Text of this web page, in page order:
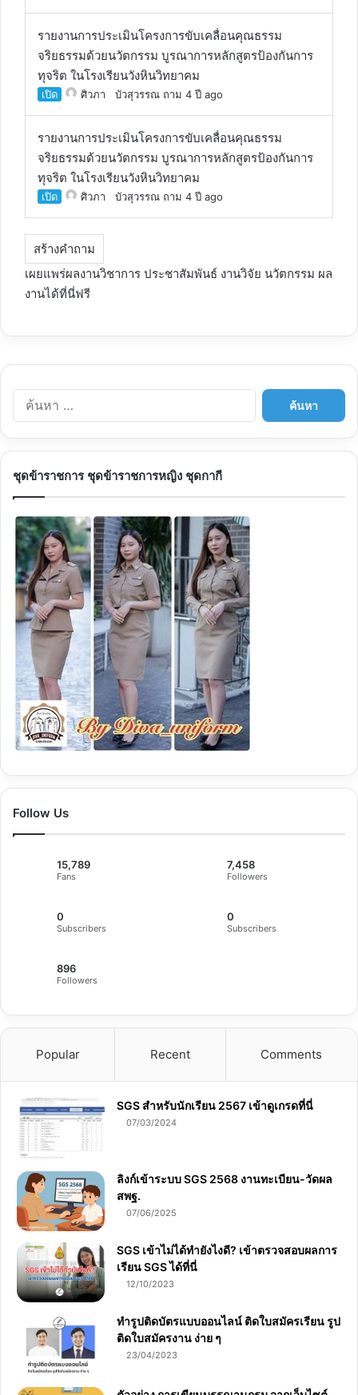
รายงานการประเมินโครงการขับเคลื่อนคุณธรรม
จริยธรรมด้วยนวัตกรรม บูรณาการหลักสูตรป้องกันการ
ทุจริต ในโรงเรียนวังหินวิทยาคม
เปิด ศิวภา บัวสุวรรณ ถาม 4 ปี ago
รายงานการประเมินโครงการขับเคลื่อนคุณธรรม
จริยธรรมด้วยนวัตกรรม บูรณาการหลักสูตรป้องกันการ
ทุจริต ในโรงเรียนวังหินวิทยาคม
เปิด ศิวภา บัวสุวรรณ ถาม 4 ปี ago
สร้างคำถาม
เผยแพร่ผลงานวิชาการ ประชาสัมพันธ์ งานวิจัย นวัตกรรม ผล
งานได้ที่นี่ฟรี
ค้
น
รั
ชุดข้าราชการ ชุดข้าราชการหญิง ชุดกากี
Follow Us
15,789
Fans
7,458
Followers
0
Subscribers
0
Subscribers
896
Followers
Popular Recent Comments
SGS สําหรับนักเรียน 2567 เข้าดูเกรดที่นี่
07/03/2024
ลิงก์เข้าระบบ SGS 2568 งานทะเบียน-วัดผล
สพฐ.
07/06/2025
SGS เข้าไม่ได้ทำยังไงดี? เข้าตรวจสอบผลการ
เรียน SGS ได้ที่นี่
12/10/2023
ทำรูปติดบัตรแบบออนไลน์ ติดใบสมัครเรียน รูป
ติดใบสมัครงาน ง่าย ๆ
23/04/2023